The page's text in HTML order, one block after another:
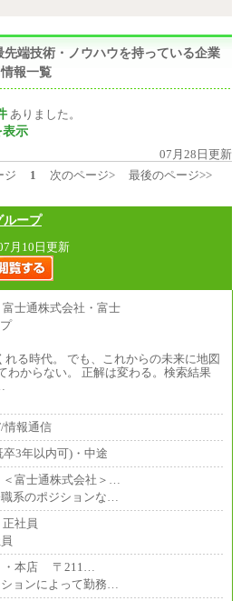
端技術・ノウハウを持っている企業
報一覧
ありました。
表示
07月28日更新
ジ 1 次のページ> 最後のページ>>
ループ
月10日更新
る時代。 でも、これからの未来に地図
わからない。 正解は変わる。検索結果
情報通信
卒3年以内可)・中途
＜富士通株式会社＞…
系のポジションな…
正社員
・本店 〒211…
ョンによって勤務…